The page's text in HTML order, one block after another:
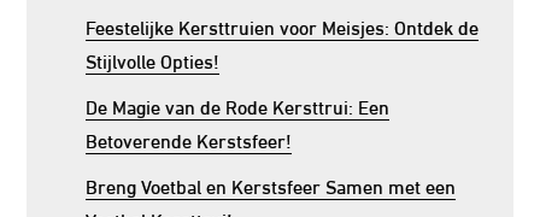
Feestelijke Kersttruien voor Meisjes: Ontdek de
Stijlvolle Opties!
De Magie van de Rode Kersttrui: Een
Betoverende Kerstsfeer!
Breng Voetbal en Kerstsfeer Samen met een